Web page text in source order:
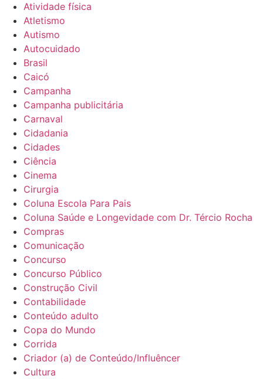
Atividade física
Atletismo
Autismo
Autocuidado
Brasil
Caicó
Campanha
Campanha publicitária
Carnaval
Cidadania
Cidades
Ciência
Cinema
Cirurgia
Coluna Escola Para Pais
Coluna Saúde e Longevidade com Dr. Tércio Rocha
Compras
Comunicação
Concurso
Concurso Público
Construção Civil
Contabilidade
Conteúdo adulto
Copa do Mundo
Corrida
Criador (a) de Conteúdo/Influêncer
Cultura